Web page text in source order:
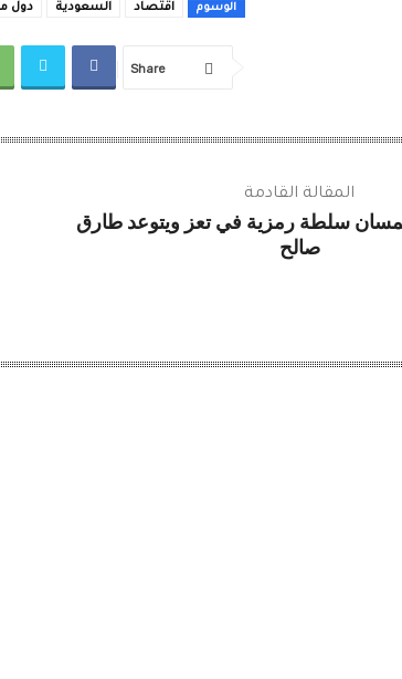
الوسوم اقتصاد السعودية دول
Share
المقالة القادمة
سلطة رمزية في تعز ويتوعد طارق
صالح